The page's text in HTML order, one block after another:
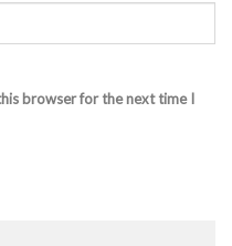
browser for the next time I